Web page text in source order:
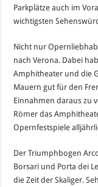
Parkplätze auch im
wichtigsten
Nicht nur
nach Verona. Dabei
Amphitheater und die
Mauern gut für den
Einnahmen daraus zu
Römer das
Opernfestspiele
Der Triumphbogen
Borsari und Porta dei
die Zeit der Skaliger.